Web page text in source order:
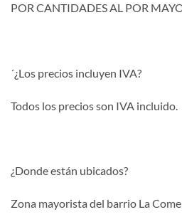
POR CANTIDADES AL POR
´¿Los precios incluyen IVA?
Todos los precios son IVA incluido.
¿Donde están ubicados?
Zona mayorista del barrio La